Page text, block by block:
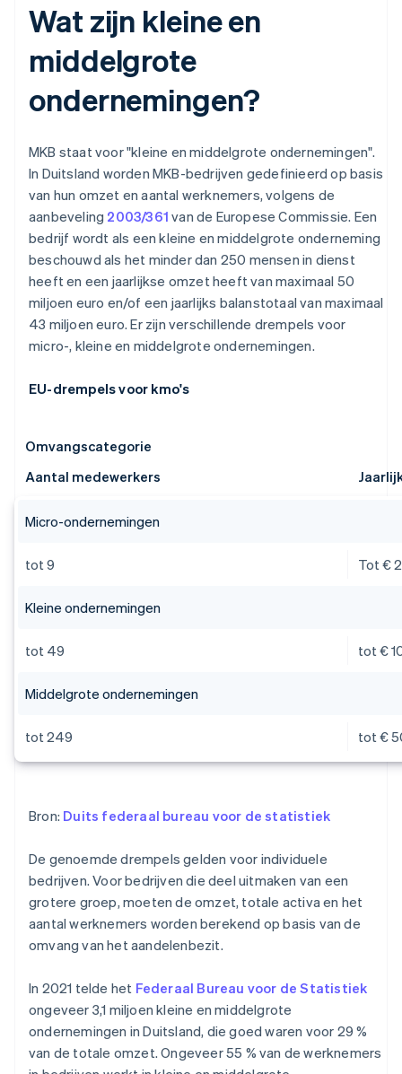
Wat zijn kleine en
middelgrote
ondernemingen?
MKB staat voor "kleine en middelgrote ondernemingen".
In Duitsland worden MKB-bedrijven gedefinieerd op basis
van hun omzet en aantal werknemers, volgens de
aanbeveling 2003/361 van de Europese Commissie. Een
bedrijf wordt als een kleine en middelgrote onderneming
beschouwd als het minder dan 250 mensen in dienst
heeft en een jaarlijkse omzet heeft van maximaal 50
miljoen euro en/of een jaarlijks balanstotaal van maximaal
43 miljoen euro. Er zijn verschillende drempels voor
micro-, kleine en middelgrote ondernemingen.
EU-drempels voor kmo's
Omvangscategorie
Aantal medewerkers
Micro-ondernemingen
tot 9 Tot €
Kleine ondernemingen
tot 49 tot €
Middelgrote ondernemingen
tot 249 tot €
Bron: Duits federaal bureau voor de statistiek
De genoemde drempels gelden voor individuele
bedrijven. Voor bedrijven die deel uitmaken van een
grotere groep, moeten de omzet, totale activa en het
aantal werknemers worden berekend op basis van de
omvang van het aandelenbezit.
In 2021 telde het Federaal Bureau voor de Statistiek
ongeveer 3,1 miljoen kleine en middelgrote
ondernemingen in Duitsland, die goed waren voor 29 %
van de totale omzet. Ongeveer 55 % van de werknemers